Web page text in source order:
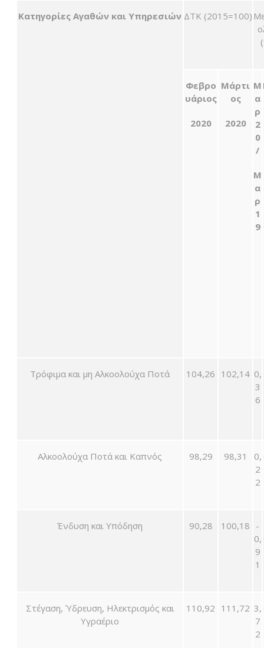
Κατηγορίες Αγαθών και Υπηρεσιών ΔΤΚ (2015=100)
Φεβρο
υάριος
2020
Μάρτι
ος
2020
Μ
α
ρ
2
0
/
Μ
α
ρ
1
9
Τρόφιμα και μη Αλκοολούχα Ποτά 104,26 102,14 0,
3
6
Αλκοολούχα Ποτά και Καπνός 98,29 98,31
0,
2
2
Ένδυση και Υπόδηση 90,28 100,18 -
0,
9
1
Στέγαση, Ύδρευση, Ηλεκτρισμός και
Υγραέριο
110,92 111,72 3,
7
2